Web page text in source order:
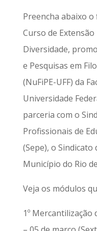
Preencha abaixo
Curso de Extensão
Diversidade,
e Pesquisas em
(NuFiPE-UFF) da
Universidade
parceria com o
Profissionais de
(Sepe), o
Município do Rio
Veja os módulos
1º Mercantilização